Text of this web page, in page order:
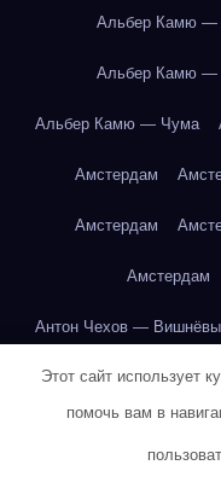
Альбер Камю —
Альбер Камю —
Альбер Камю — Чума
Амстердам
Амстердам
Амстердам
Антон Чехов —
Антон Чехов —
Этот сайт использует
помочь вам в